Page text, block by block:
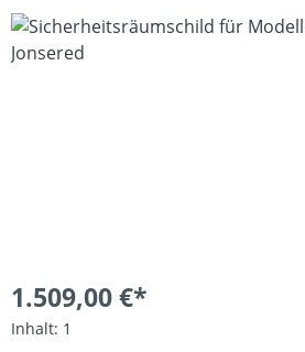
Bildergalerie überspringen
1.509,00 €*
Inhalt: 1